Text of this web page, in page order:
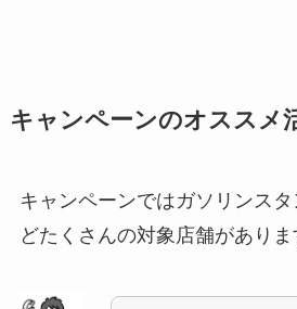
キャンペーンのオススメ
キャンペーンではガソリンス
どたくさんの対象店舗がありま